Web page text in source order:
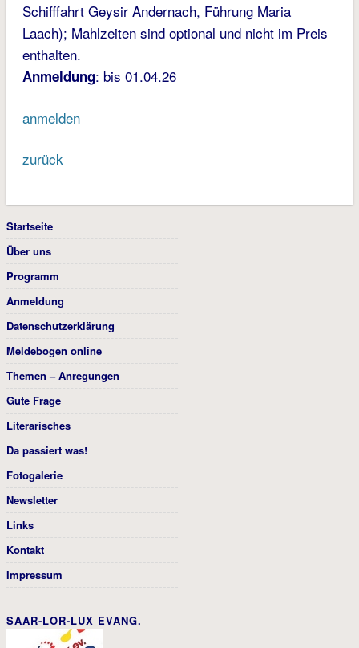
Schifffahrt Geysir Andernach, Führung Maria
Laach); Mahlzeiten sind optional und nicht im Preis
enthalten.
Anmeldung: bis 01.04.26
anmelden
zurück
Startseite
Über uns
Programm
Anmeldung
Datenschutzerklärung
Meldebogen online
Themen – Anregungen
Gute Frage
Literarisches
Da passiert was!
Fotogalerie
Newsletter
Links
Kontakt
Impressum
SAAR-LOR-LUX EVANG.